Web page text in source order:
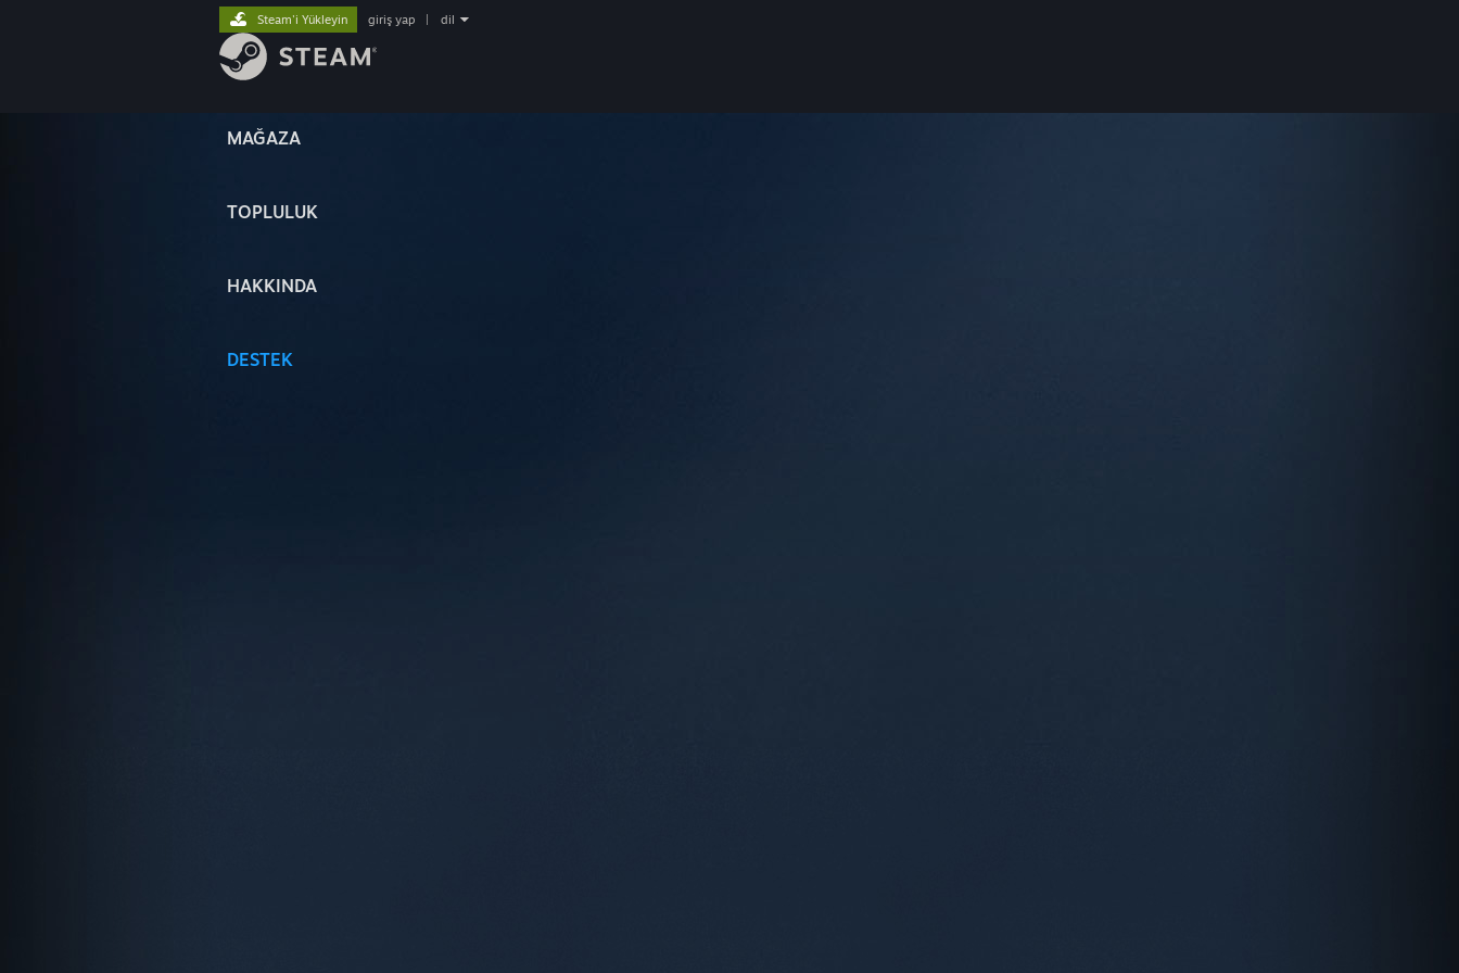
MAĞAZA
TOPLULUK
HAKKINDA
DESTEK
Steam'i Yükleyin giriş yap dil